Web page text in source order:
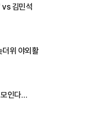
vs 김민석
더위 야외활
모인다…